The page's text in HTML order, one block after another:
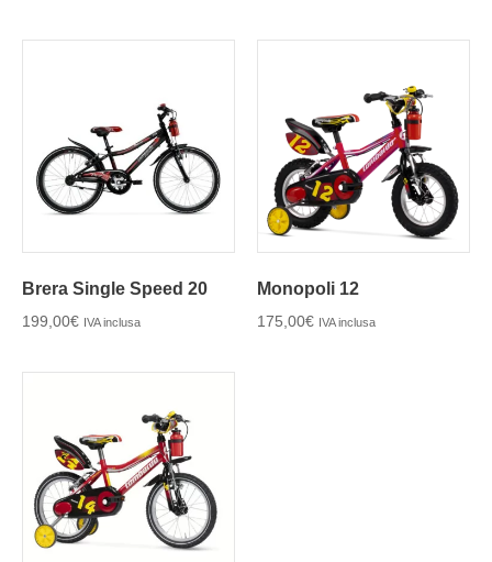
Brera Single Speed 20
199,00€ IVA inclusa
Monopoli 12
175,00€ IVA inclusa